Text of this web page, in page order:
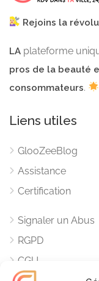
Rejoins la
LA plateforme
pros de la beauté
consommateurs.
Liens utiles
GlooZeeBlog
Assistance
Certification
Signaler un Abus
RGPD
CGU